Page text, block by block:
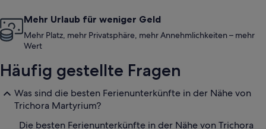
Mehr Urlaub für weniger Geld
Mehr Platz, mehr Privatsphäre, mehr Annehmlichkeiten – mehr
Wert
Häufig gestellte Fragen
Was sind die besten Ferienunterkünfte in der Nähe von
Trichora Martyrium?
Die besten Ferienunterkünfte in der Nähe von Trichora